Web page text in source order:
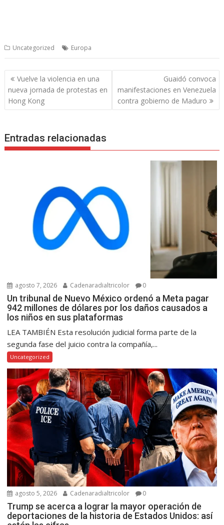
Uncategorized Europa
Navegación
de
entradas
Vuelve la violencia en una
nueva jornada de protestas en
Hong Kong
Guaidó convoca
manifestaciones en Venezuela
contra gobierno de Maduro
Entradas relacionadas
agosto 7, 2026 Cadenaradialtricolor 0
Un tribunal de Nuevo México ordenó a Meta pagar
942 millones de dólares por los daños causados a
los niños en sus plataformas
LEA TAMBIÉN Esta resolución judicial forma parte de la
segunda fase del juicio contra la compañía,...
Uncategorized
agosto 5, 2026 Cadenaradialtricolor 0
Trump se acerca a lograr la mayor operación de
deportaciones de la historia de Estados Unidos: así